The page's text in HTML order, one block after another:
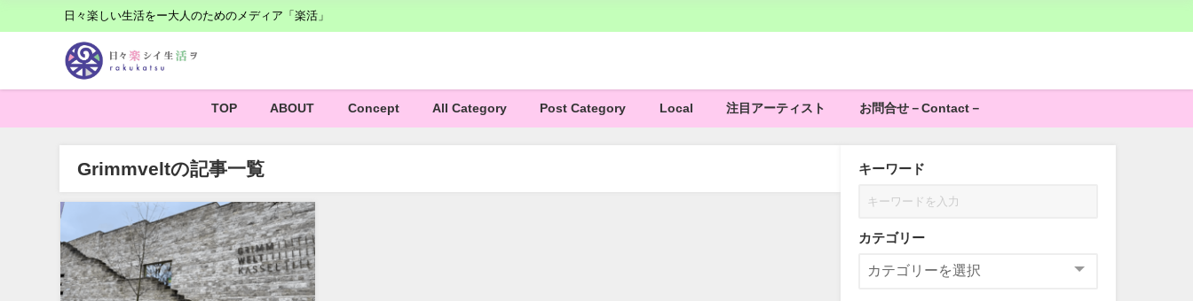
日々楽しい生活をー大人のためのメディア「楽活」
TOP ABOUT Concept All Category Post Category Local 注目アーティスト お問合せ－Contact－
Grimmveltの記事一覧 キーワード
カテゴリー